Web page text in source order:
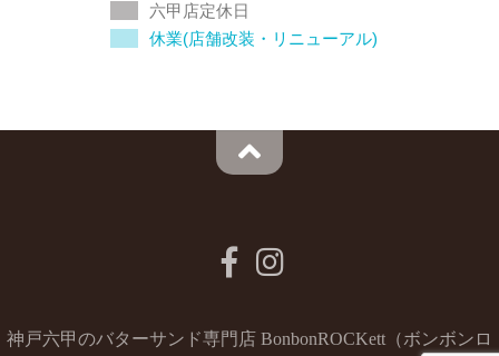
六甲店定休日
休業(店舗改装・リニューアル)
神戸六甲のバターサンド専門店 BonbonROCKett（ボンボンロ